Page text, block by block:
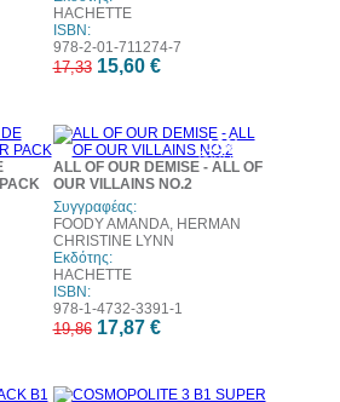
HACHETTE
ISBN:
978-2-01-711274-7
17,33 15,60 €
10%
έκπτωση
ALL OF OUR DEMISE - ALL OF
OUR VILLAINS NO.2
Συγγραφέας:
FOODY AMANDA, HERMAN
CHRISTINE LYNN
Εκδότης:
HACHETTE
ISBN:
978-1-4732-3391-1
19,86 17,87 €